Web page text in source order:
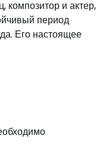
композитор и актер,
период
Его настоящее